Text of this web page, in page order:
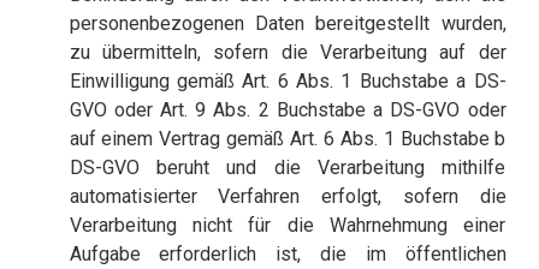
personenbezogenen Daten bereitgestellt wurden,
zu übermitteln, sofern die Verarbeitung auf der
Einwilligung gemäß Art. 6 Abs. 1 Buchstabe a DS-
GVO oder Art. 9 Abs. 2 Buchstabe a DS-GVO oder
auf einem Vertrag gemäß Art. 6 Abs. 1 Buchstabe b
DS-GVO beruht und die Verarbeitung mithilfe
automatisierter Verfahren erfolgt, sofern die
Verarbeitung nicht für die Wahrnehmung einer
Aufgabe erforderlich ist, die im öffentlichen